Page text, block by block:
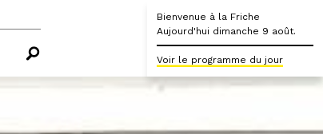
Bienvenue à la Friche
Aujourd'hui dimanche 9 août.
Voir le programme du jour